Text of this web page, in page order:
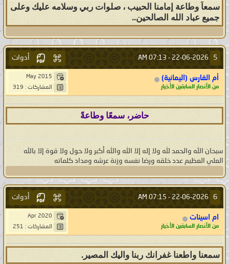
سمعاً وطاعة إمامنا الحبيب ، صلوات ربي وسلامه عليك وعلى
جميع عباد الله الصالحين..
5
22-06-2026 -
07:13 AM أدوات
أم الفارس (اليمانية)
من الأنصار السابقين الأخيار
May 2015
المشاركات : 319
حاضر، سمعًا وطاعةً
سبحان الله والحمد لله ولا إله إلا الله والله أكبر ولا حول ولا قوة إلا بالله
العلي العظيم عدد خلقه ورضا نفسه وزنة عرشه ومداد كلماته
6
22-06-2026 -
07:15 AM أدوات
ام اسينات
من الأنصار السابقين الأخيار
Apr 2020
المشاركات : 251
سمعنا واطعنا غفرانك ربنا واليك المصير.